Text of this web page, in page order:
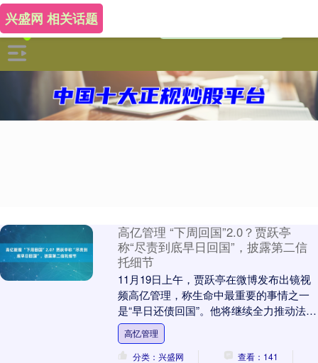
兴盛网 相关话题
高亿管理 “下周回国”2.0？贾跃亭
称“尽责到底早日回国”，披露第二信
托细节
11月19日上午，贾跃亭在微博发布出镜视
频高亿管理，称生命中最重要的事情之一
是“早日还债回国”。他将继续全力推动法拉
第未来（以下简称“FF”）和AIXC成功，“....
高忆管理
分类：兴盛网
查看：141